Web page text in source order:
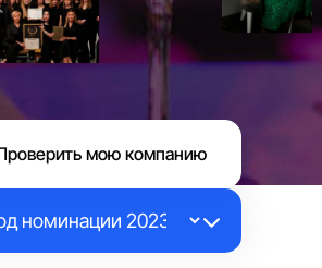
мою компанию